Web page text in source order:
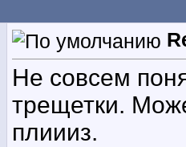
Не совсем
трещетки.
плиииз.